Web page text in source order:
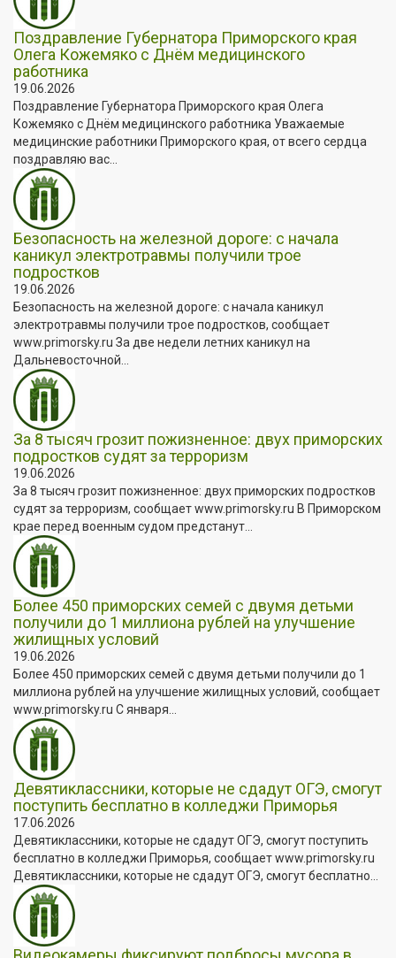
Поздравление Губернатора Приморского края
Олега Кожемяко с Днём медицинского
работника
19.06.2026
Поздравление Губернатора Приморского края Олега
Кожемяко с Днём медицинского работника Уважаемые
медицинские работники Приморского края, от всего сердца
поздравляю вас...
Безопасность на железной дороге: с начала
каникул электротравмы получили трое
подростков
19.06.2026
Безопасность на железной дороге: с начала каникул
электротравмы получили трое подростков, сообщает
www.primorsky.ru За две недели летних каникул на
Дальневосточной...
За 8 тысяч грозит пожизненное: двух приморских
подростков судят за терроризм
19.06.2026
За 8 тысяч грозит пожизненное: двух приморских подростков
судят за терроризм, сообщает www.primorsky.ru В Приморском
крае перед военным судом предстанут...
Более 450 приморских семей с двумя детьми
получили до 1 миллиона рублей на улучшение
жилищных условий
19.06.2026
Более 450 приморских семей с двумя детьми получили до 1
миллиона рублей на улучшение жилищных условий, сообщает
www.primorsky.ru С января...
Девятиклассники, которые не сдадут ОГЭ, смогут
поступить бесплатно в колледжи Приморья
17.06.2026
Девятиклассники, которые не сдадут ОГЭ, смогут поступить
бесплатно в колледжи Приморья, сообщает www.primorsky.ru
Девятиклассники, которые не сдадут ОГЭ, смогут бесплатно...